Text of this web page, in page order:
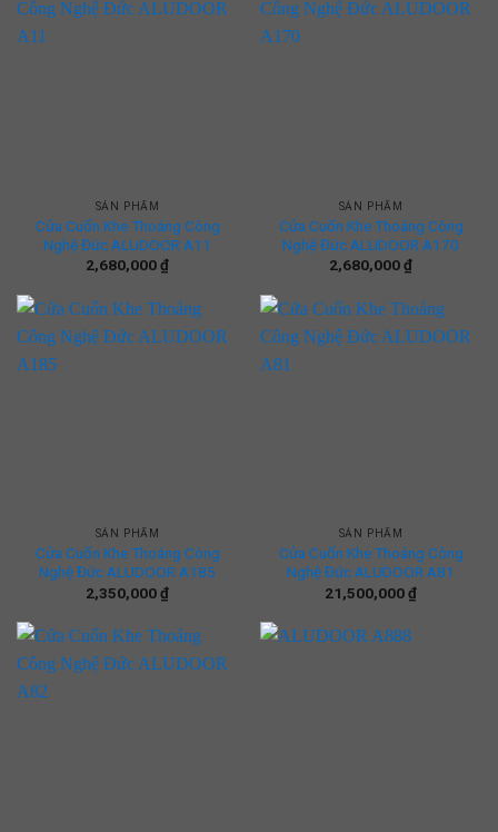
SẢN PHẨM
Cửa Cuốn Khe Thoáng Công
Nghệ Đức ALUDOOR A11
2,680,000₫
SẢN PHẨM
Cửa Cuốn Khe Thoáng Công
Nghệ Đức ALUDOOR A170
2,680,000₫
SẢN PHẨM
Cửa Cuốn Khe Thoáng Công
Nghệ Đức ALUDOOR A185
2,350,000₫
SẢN PHẨM
Cửa Cuốn Khe Thoáng Công
Nghệ Đức ALUDOOR A81
21,500,000₫